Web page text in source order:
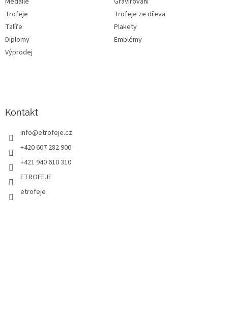
Trofeje
Trofeje ze dřeva
Talíře
Plakety
Diplomy
Emblémy
Výprodej
Kontakt
info@etrofeje.cz
+420 607 282 900
+421 940 610 310
ETROFEJE
etrofeje